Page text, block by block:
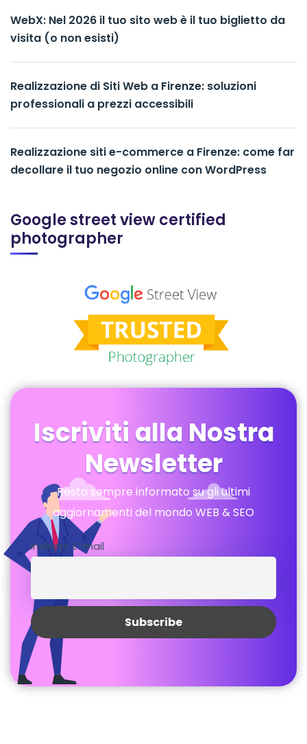
WebX: Nel 2026 il tuo sito web è il tuo biglietto da
visita (o non esisti)
Realizzazione di Siti Web a Firenze: soluzioni
professionali a prezzi accessibili
Realizzazione siti e-commerce a Firenze: come far
decollare il tuo negozio online con WordPress
Google street view certified
photographer
Iscriviti alla Nostra
Newsletter
Resta sempre informato su gli ultimi
aggiornamenti del mondo WEB & SEO
Indirizzo E-mail